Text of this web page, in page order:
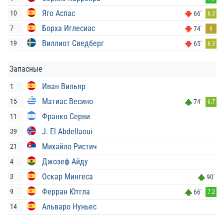
10 Яго Аспас 66' 6.3
7 Борха Иглесиас 74' 6
19 Виллиот Сведберг 65' 6.3
Запасные
1 Иван Вильяр
15 Матиас Весино 74' 6.7
11 Франко Серви
39 J. El Abdellaoui
21 Михайло Ристич
4 Джозеф Айду
3 Оскар Мингеса
90'
9
Ферран Ютгла 66' 7.2
14 Альваро Нуньес